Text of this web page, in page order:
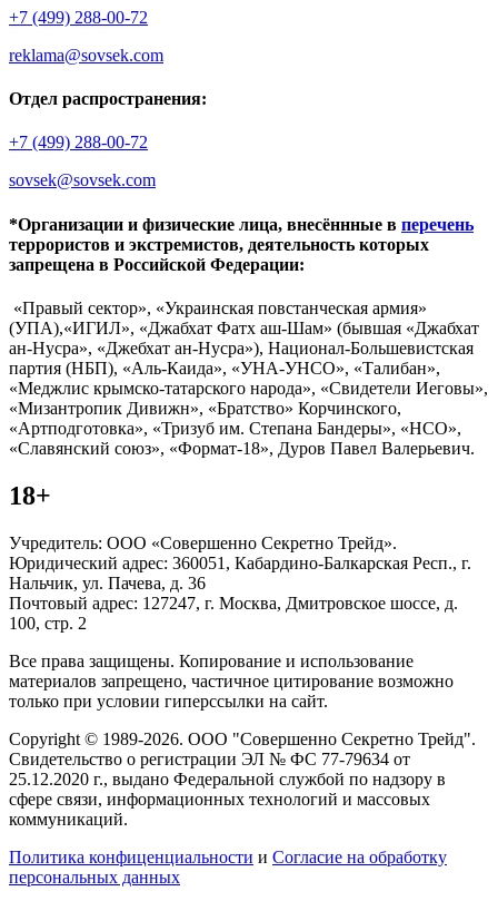
+7 (499) 288-00-72
reklama@sovsek.com
Отдел распространения:
+7 (499) 288-00-72
sovsek@sovsek.com
*Организации и физические лица, внесённные в перечень
террористов и экстремистов, деятельность которых
запрещена в Российской Федерации:
«Правый сектор», «Украинская повстанческая армия»
(УПА),«ИГИЛ», «Джабхат Фатх аш-Шам» (бывшая «Джабхат
ан-Нусра», «Джебхат ан-Нусра»), Национал-Большевистская
партия (НБП), «Аль-Каида», «УНА-УНСО», «Талибан»,
«Меджлис крымско-татарского народа», «Свидетели Иеговы»,
«Мизантропик Дивижн», «Братство» Корчинского,
«Артподготовка», «Тризуб им. Степана Бандеры», «НСО»,
«Славянский союз», «Формат-18», Дуров Павел Валерьевич.
18+
Учредитель: ООО «Совершенно Секретно Трейд».
Юридический адрес: 360051, Кабардино-Балкарская Респ., г.
Нальчик, ул. Пачева, д. 36
Почтовый адрес: 127247, г. Москва, Дмитровское шоссе, д.
100, стр. 2
Все права защищены. Копирование и использование
материалов запрещено, частичное цитирование возможно
только при условии гиперссылки на сайт.
Copyright © 1989-2026. ООО "Совершенно Секретно Трейд".
Свидетельство о регистрации ЭЛ № ФС 77-79634 от
25.12.2020 г., выдано Федеральной службой по надзору в
сфере связи, информационных технологий и массовых
коммуникаций.
Политика конфиценциальности и Согласие на обработку
персональных данных